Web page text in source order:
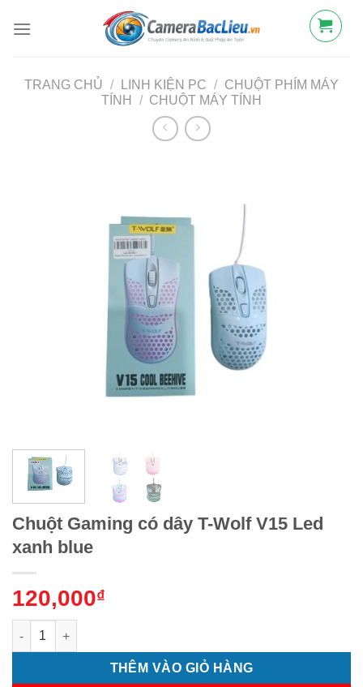
qua
TRANG CHỦ
/ LINH KIỆN PC /
CHUỘT PHÍM MÁY
TÍNH
/ CHUỘT MÁY TÍNH
Chuột Gaming có dây T-Wolf V15 Led
xanh blue
120,000₫
Chuột Gaming có dây T-Wolf V15 Led xanh blue số lượng
THÊM VÀO GIỎ HÀNG